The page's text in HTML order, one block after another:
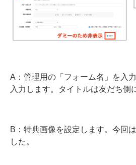
A：管理用の「フォーム名」を入
入力します。タイトルは友だち側
B：特典画像を設定します。今回
した。